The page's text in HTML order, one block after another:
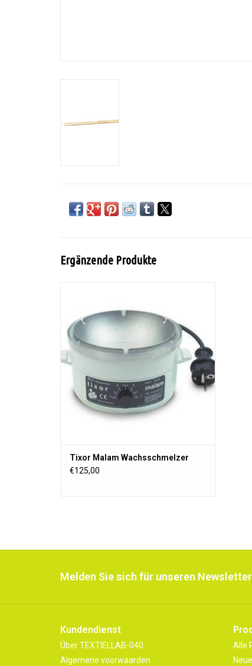
Ergänzende Produkte
Schmelzen von Wachs. Geeignet für Batik
und andere Anwendungen.
Tixor Malam Wachsschmelzer
€125,00
Melden Sie sich für unseren
Kundendienst
Über TEXTIELLAB-040
Algemene voorwaarden
Alle